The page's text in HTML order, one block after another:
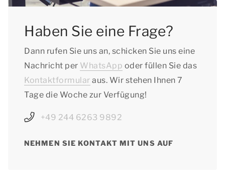
Haben Sie eine Frage?
Dann rufen Sie uns an, schicken Sie uns eine
Nachricht per WhatsApp oder füllen Sie das
Kontaktformular aus. Wir stehen Ihnen 7
Tage die Woche zur Verfügung!
+49 244 6263 9892
NEHMEN SIE KONTAKT MIT UNS AUF